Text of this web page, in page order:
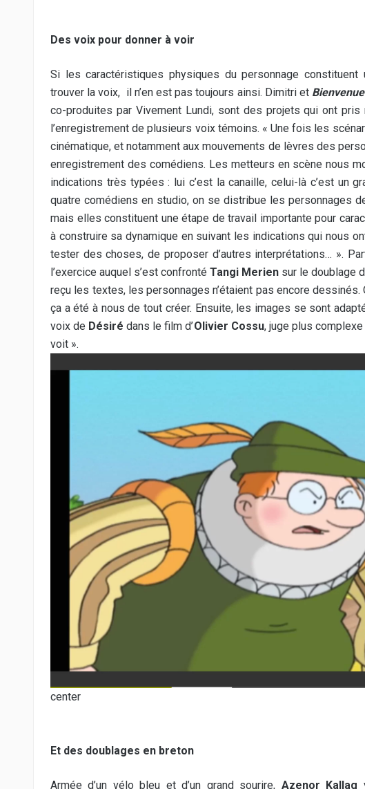
Des voix pour donner à voir
Si les caractéristiques physiques du personnage constituent
trouver la voix, il n’en est pas toujours ainsi. Dimitri et
co-produites par Vivement Lundi, sont des projets qui ont pris
l’enregistrement de plusieurs voix témoins. « Une fois les
cinématique, et notamment aux mouvements de lèvres des
enregistrement des comédiens. Les metteurs en scène nous
indications très typées : lui c’est la canaille, celui-là c’est un
quatre comédiens en studio, on se distribue les personnages
mais elles constituent une étape de travail importante pour
à construire sa dynamique en suivant les indications qui nous
tester des choses, de proposer d’autres interprétations… ».
l’exercice auquel s’est confrontéTangi Merien sur le doublage
reçu les textes, les personnages n’étaient pas encore
ça a été à nous de tout créer. Ensuite, les images se sont
voix de Désiré dans le film d’Olivier Cossu, juge plus complexe
voit ».
center
Et des doublages en breton
Armée d’un vélo bleu et d’un grand sourire, Azenor Kallag